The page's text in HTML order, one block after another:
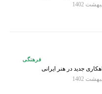
فرهنگی
جدید در هنر ایرانی